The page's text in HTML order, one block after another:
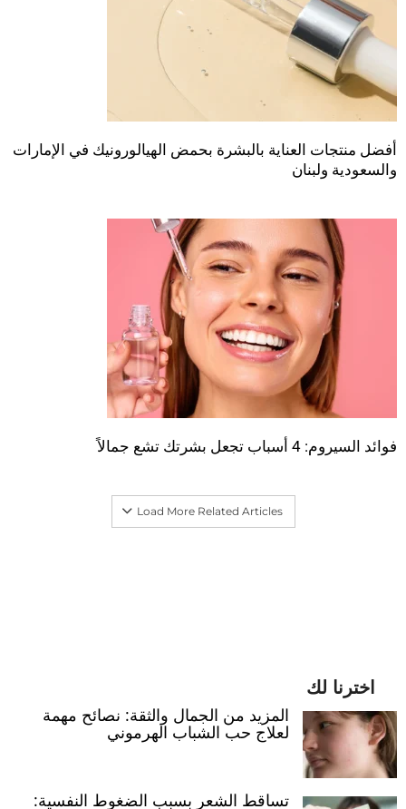
أفضل منتجات العناية بالبشرة بحمض الهيالورونيك في الإمارات
والسعودية ولبنان
فوائد السيروم: 4 أسباب تجعل بشرتك تشع جمالاً
Load More Related Articles
اخترنا لك
المزيد من الجمال والثقة: نصائح مهمة
لعلاج حب الشباب الهرموني
تساقط الشعر بسبب الضغوط النفسية: